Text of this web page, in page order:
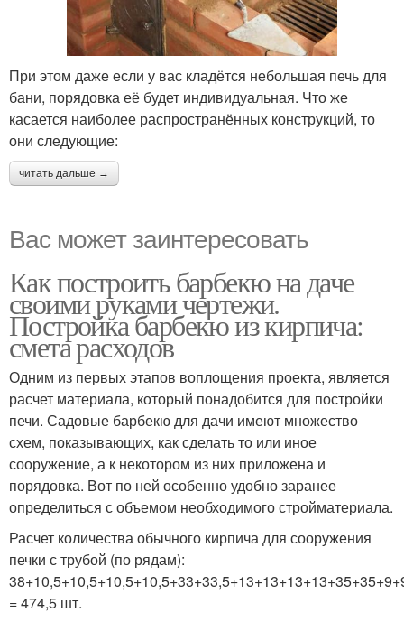
При этом даже если у вас кладётся небольшая печь для
бани, порядовка её будет индивидуальная. Что же
касается наиболее распространённых конструкций, то
они следующие:
читать дальше →
Вас может заинтересовать
Как построить барбекю на даче
своими руками чертежи.
Постройка барбекю из кирпича:
смета расходов
Одним из первых этапов воплощения проекта, является
расчет материала, который понадобится для постройки
печи. Садовые барбекю для дачи имеют множество
схем, показывающих, как сделать то или иное
сооружение, а к некотором из них приложена и
порядовка. Вот по ней особенно удобно заранее
определиться с объемом необходимого стройматериала.
Расчет количества обычного кирпича для сооружения
печки с трубой (по рядам):
= 474,5 шт.